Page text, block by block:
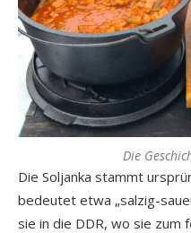
Die
Die Soljanka stammt
bedeutet etwa „salzig-
sie in die DDR, wo sie zum